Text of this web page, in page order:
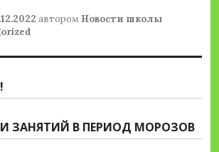
автором Новости школы
ЗАНЯТИЙ В ПЕРИОД МОРОЗОВ